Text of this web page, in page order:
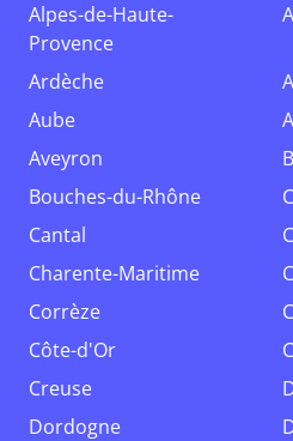
Alpes-de-Haute-
Provence
Ardèche
Aube
Aveyron
Bouches-du-Rhône
Cantal
Charente-Maritime
Corrèze
Côte-d'Or
Creuse
Dordogne